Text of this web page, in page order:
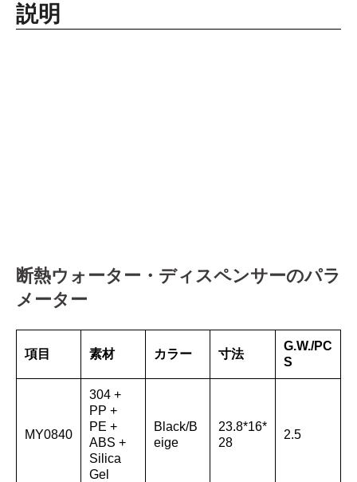
説明
断熱ウォーター・ディスペンサーのパラ
メーター
項目 素材 カラー 寸法
G.W./PC
S
MY0840
304 +
PP +
PE +
ABS +
Silica
Gel
Black/B
eige
23.8*16*
28
2.5